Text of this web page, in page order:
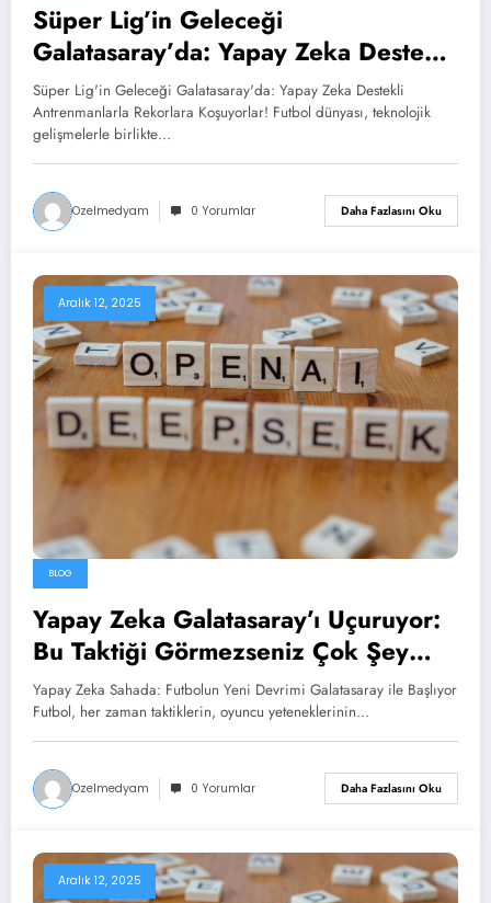
Süper Lig’in Geleceği
Galatasaray’da: Yapay Zeka Destekli
Antrenmanlarla Rekorlara
Koşuyorlar!
Süper Lig'in Geleceği Galatasaray'da: Yapay Zeka Destekli
Antrenmanlarla Rekorlara Koşuyorlar! Futbol dünyası, teknolojik
gelişmelerle birlikte…
Ozelmedyam 0 Yorumlar Daha Fazlasını Oku
Aralık 12, 2025
BLOG
Yapay Zeka Galatasaray’ı Uçuruyor:
Bu Taktiği Görmezseniz Çok Şey
Kaçırırsınız!
Yapay Zeka Sahada: Futbolun Yeni Devrimi Galatasaray ile Başlıyor
Futbol, her zaman taktiklerin, oyuncu yeteneklerinin…
Ozelmedyam 0 Yorumlar Daha Fazlasını Oku
Aralık 12, 2025